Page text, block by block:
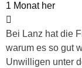
1 Monat her
Bei Lanz hat die
warum es so gut
Unwilligen unter